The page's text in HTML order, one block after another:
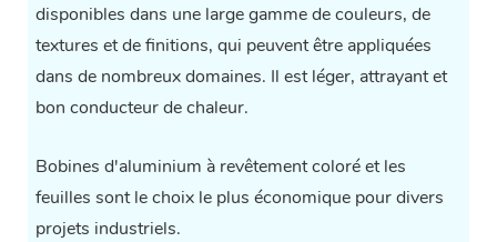
disponibles dans une large gamme de couleurs, de
textures et de finitions, qui peuvent être appliquées
dans de nombreux domaines. Il est léger, attrayant et
bon conducteur de chaleur.
Bobines d'aluminium à revêtement coloréet les
feuilles sont le choix le plus économique pour divers
projets industriels.